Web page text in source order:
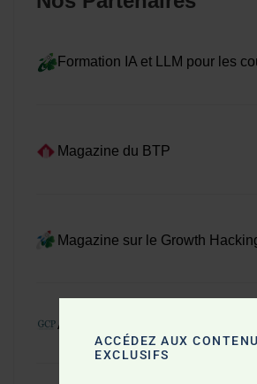
Formation IA et LLM pour les
Magazine du BTP
Magazine sur le Growth
Actualité du BTP en Gironde
ACCÉDEZ AUX
EXCLUSIFS